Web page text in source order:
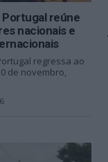
reúne
nacionais e
regressa ao
de novembro,